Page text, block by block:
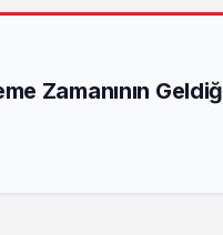
Zamanının